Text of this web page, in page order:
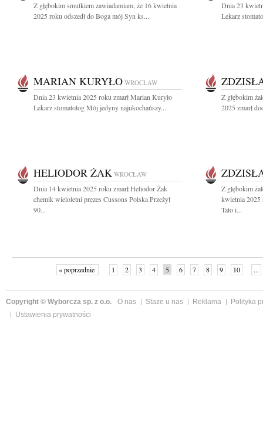
Z głębokim smutkiem zawiadamiam, że 16 kwietnia
2025 roku odszedł do Boga mój Syn ks....
Dnia 23
Lekarz
MARIAN KURYŁO WROCŁAW
Dnia 23 kwietnia 2025 roku zmarł Marian Kuryło
Lekarz stomatolog Mój jedyny najukochańszy...
Z głębokim
2025 zmarł
HELIODOR ŻAK WROCŁAW
Dnia 14 kwietnia 2025 roku zmarł Heliodor Żak
chemik wieloletni prezes Cussons Polska Przeżył
90...
Z głębokim
kwietnia 2025
Tato i...
« poprzednie 1 2 3 4 5 6 7 8 9 10 ...
Copyright © Wyborcza sp. z o.o. O nas Staże u nas Reklama
Polityka
Ustawienia prywatności